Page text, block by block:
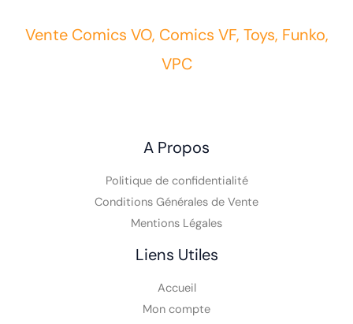
Vente Comics VO, Comics VF, Toys, Funko,
VPC
A Propos
Politique de confidentialité
Conditions Générales de Vente
Mentions Légales
Liens Utiles
Accueil
Mon compte